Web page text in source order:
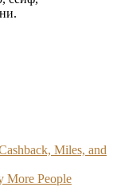
Miles, and
More People